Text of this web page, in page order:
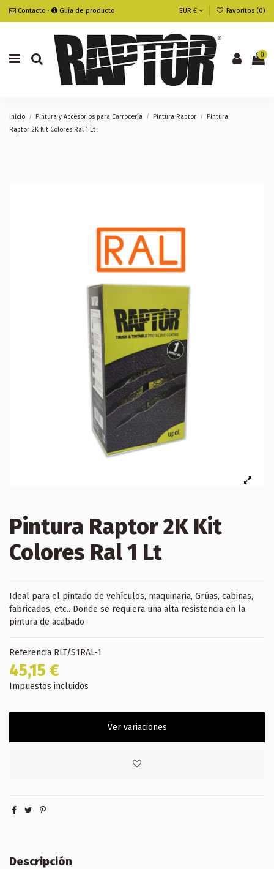
Contacto · Guía de producto EUR € Favoritos (0)
0
Inicio Pintura y Accesorios para Carrocería Pintura Raptor
Pintura
Raptor 2K Kit Colores Ral 1 Lt
Pintura Raptor 2K Kit
Colores Ral 1 Lt
Ideal para el pintado de vehículos, maquinaria, Grúas, cabinas,
fabricados, etc.. Donde se requiera una alta resistencia en la
pintura de acabado
Referencia RLT/S1RAL-1
45,15 €
Impuestos incluidos
Ver variaciones
Descripción